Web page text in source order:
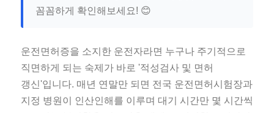
꼼꼼하게 확인해보세요! 😊
운전면허증을 소지한 운전자라면 누구나 주기적으로
직면하게 되는 숙제가 바로 '적성검사 및 면허
갱신'입니다. 매년 연말만 되면 전국 운전면허시험장과
지정 병원이 인산인해를 이루며 대기 시간만 몇 시간씩